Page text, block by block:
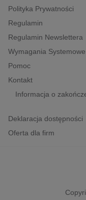
psychologiczne
inne
popularno-
historia
Polityka Prywatności
Regulamin
Regulamin Newslettera
Wymagania Systemowe
Pomoc
Kontakt
Informacja o
Deklaracja dostępności
Oferta dla firm